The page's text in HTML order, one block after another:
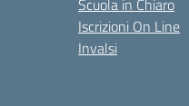
Scuola in Chiaro
Iscrizioni On Line
Invalsi